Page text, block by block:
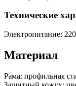
Технические
Электропитание:
Материал
Рама: профильная